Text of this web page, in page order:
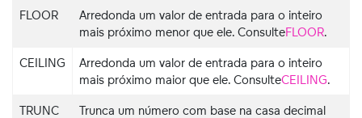
FLOOR
Arredonda um valor de entrada para o inteiro
mais próximo menor que ele. ConsulteFLOOR.
CEILING
Arredonda um valor de entrada para o inteiro
mais próximo maior que ele. ConsulteCEILING.
TRUNC
Trunca um número com base na casa decimal